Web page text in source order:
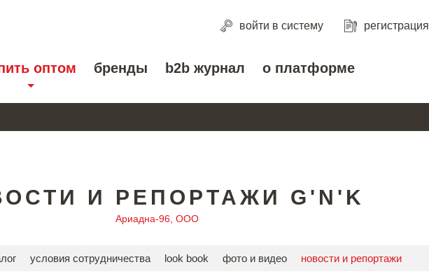
войти в систему регистрация
оптом бренды b2b журнал о платформе
И РЕПОРТАЖИ G'N'K
Ариадна-96, ООО
условия сотрудничества look book фото и видео новости и репортажи